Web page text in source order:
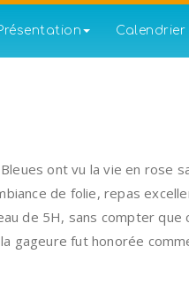
Calendrier
ont vu la vie en rose
de folie, repas
de 5H, sans compter que
gageure fut honorée